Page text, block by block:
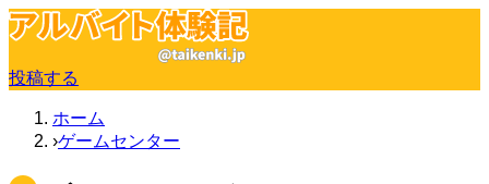
投稿する
ホーム
ゲームセンター